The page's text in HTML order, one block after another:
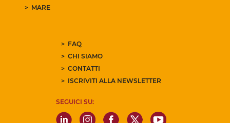
MARE
FAQ
CHI SIAMO
CONTATTI
ISCRIVITI ALLA NEWSLETTER
SEGUICI SU: